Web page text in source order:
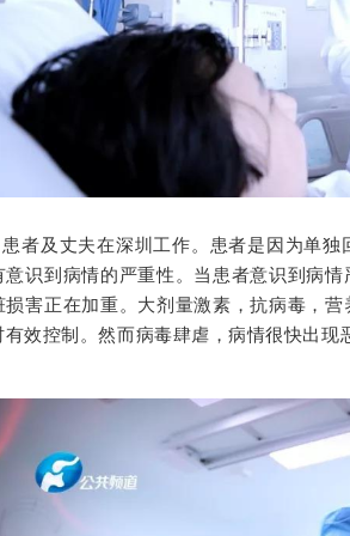
者及丈夫在深圳工作。 患者是因为单独
识到病情的严重性。 当患者意识到病
害正在加重。 大剂量激素，抗病毒，
有效控制。然而病毒肆虐，病情很快出现